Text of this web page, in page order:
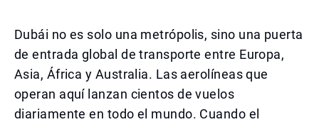
Dubái no es solo una metrópolis, sino una puerta
de entrada global de transporte entre Europa,
Asia, África y Australia. Las aerolíneas que
operan aquí lanzan cientos de vuelos
diariamente en todo el mundo. Cuando el